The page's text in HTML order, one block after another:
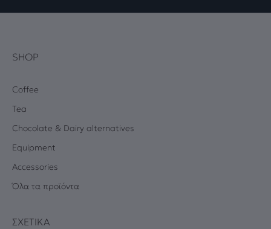
SHOP
Coffee
Tea
Chocolate & Dairy alternatives
Equipment
Accessories
Όλα τα προϊόντα
ΣΧΕΤΙΚΆ